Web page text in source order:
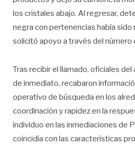
los cristales abajo. Al regresar,
negra con pertenencias había sido
solicitó apoyo a través del número
Tras recibir el llamado, oficiales
de inmediato, recabaron
operativo de búsqueda en los
coordinación y rapidez en la
individuo en las inmediaciones de
coincidía con las características